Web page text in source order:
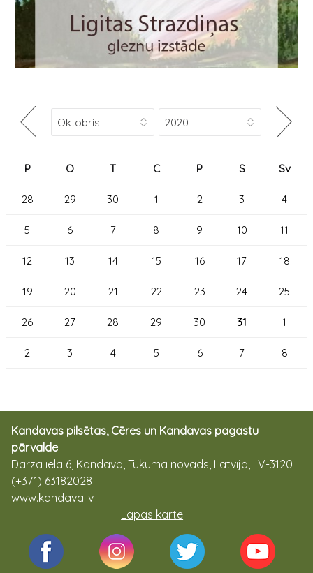
P O T C P S Sv
28 29 30 1 2 3 4
5 6 7 8 9 10 11
12 13 14 15 16 17 18
19 20 21 22 23 24 25
26 27 28 29 30 31 1
2 3 4 5 6 7 8
Kandavas pilsētas, Cēres un Kandavas pagastu
pārvalde
Dārza iela 6, Kandava, Tukuma novads, Latvija, LV-3120
(+371) 63182028
www.kandava.lv
Lapas karte